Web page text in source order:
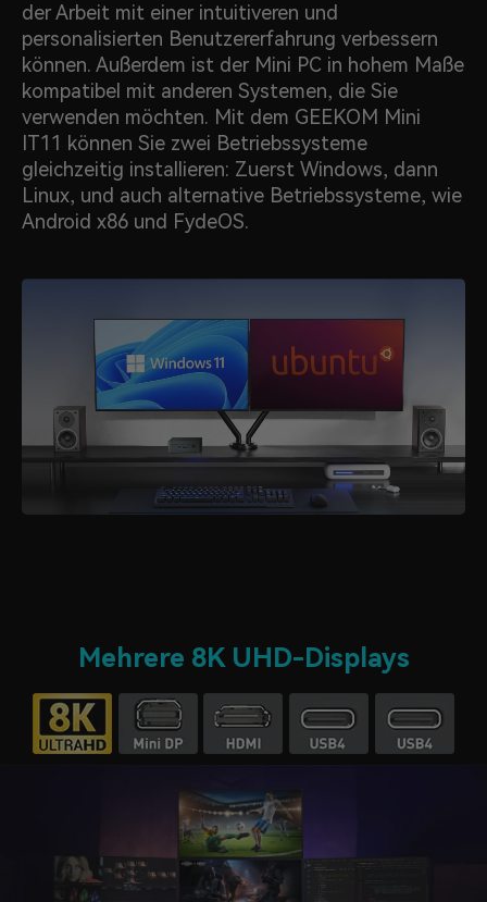
der Arbeit mit einer intuitiveren und
personalisierten Benutzererfahrung verbessern
können. Außerdem ist der Mini PC in hohem Maße
kompatibel mit anderen Systemen, die Sie
verwenden möchten. Mit dem GEEKOM Mini
IT11 können Sie zwei Betriebssysteme
gleichzeitig installieren: Zuerst Windows, dann
Linux, und auch alternative Betriebssysteme, wie
Android x86 und FydeOS.
Mehrere 8K UHD-Displays